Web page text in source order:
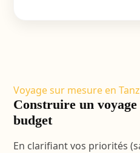
Voyage sur mesure en
Construire un
budget
En clarifiant vos priorités